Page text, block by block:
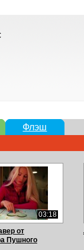
Флэш
03:18
от
Пушного